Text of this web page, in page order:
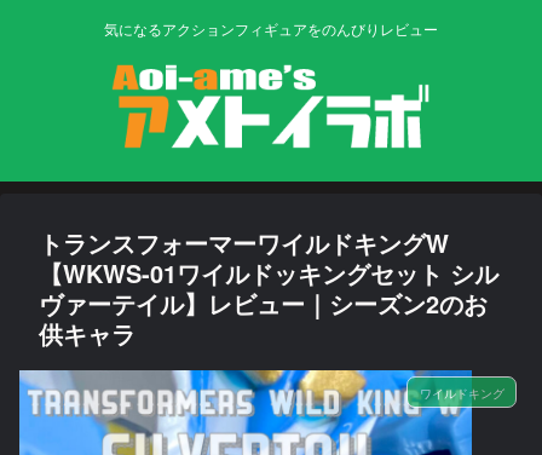
気になるアクションフィギュアをのんびりレビュー
トランスフォーマーワイルドキングW
【WKWS-01ワイルドッキングセット シル
ヴァーテイル】レビュー｜シーズン2のお
供キャラ
ワイルドキング